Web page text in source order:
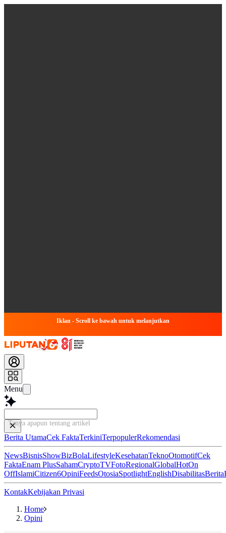
Iklan - Scroll ke bawah untuk melanjutkan
Menu
Tanya apapun tentang artikel ini...
Berita UtamaCek FaktaTerkiniTerpopulerRekomendasi
NewsBisnisShowBizBolaLifestyleKesehatanTeknoOtomotifCek
FaktaEnam PlusSahamCryptoTVFotoRegionalGlobalHotOn
OffIslamiCitizen6OpiniFeedsOtosiaSpotlightEnglishDisabilitasBerita
KontakKebijakan Privasi
Home
Opini